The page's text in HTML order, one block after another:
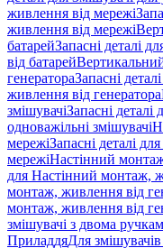
живлення від мережі
живлення від мережі
батарейЗапасні деталі
від батарей
генератораЗапасні
живлення від генератора
змішувачіЗапасні
одноважільні змішувачі
мережіЗапасні деталі
мережіНастінний
для Настінний монтаж,
монтаж, живлення від
монтаж, живлення від
змішувачі з двома
ПриладдяДля